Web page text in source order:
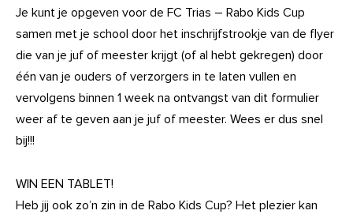
Je kunt je opgeven voor de FC Trias – Rabo Kids Cup
samen met je school door het inschrijfstrookje van de flyer
die van je juf of meester krijgt (of al hebt gekregen) door
één van je ouders of verzorgers in te laten vullen en
vervolgens binnen 1 week na ontvangst van dit formulier
weer af te geven aan je juf of meester. Wees er dus snel
bij!!!
WIN EEN TABLET!
Heb jij ook zo’n zin in de Rabo Kids Cup? Het plezier kan